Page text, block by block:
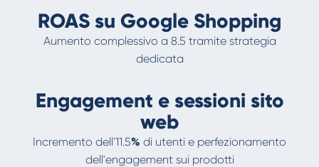
ROAS su Google Shopping
Aumento complessivo a 8.5 tramite strategia
dedicata
Engagement e sessioni sito
web
Incremento dell'11.5% di utenti e perfezionamento
dell'engagement sui prodotti